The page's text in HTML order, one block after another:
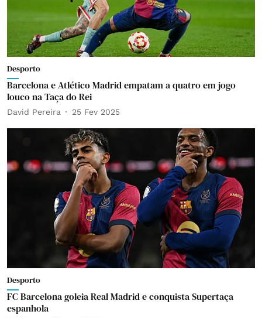
Desporto
Barcelona e Atlético Madrid empatam a quatro em jogo
louco na Taça do Rei
David Pereira 25 Fev 2025
Desporto
FC Barcelona goleia Real Madrid e conquista Supertaça
espanhola